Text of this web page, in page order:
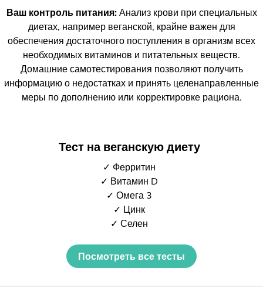
Ваш контроль питания:Анализ крови при специальных
диетах, например веганской, крайне важен для
обеспечения достаточного поступления в организм всех
необходимых витаминов и питательных веществ.
Домашние самотестирования позволяют получить
информацию о недостатках и принять целенаправленные
меры по дополнению или корректировке рациона.
Тест на веганскую диету
✓ Ферритин
✓ Витамин D
✓ Омега 3
✓ Цинк
✓ Селен
Посмотреть все тесты